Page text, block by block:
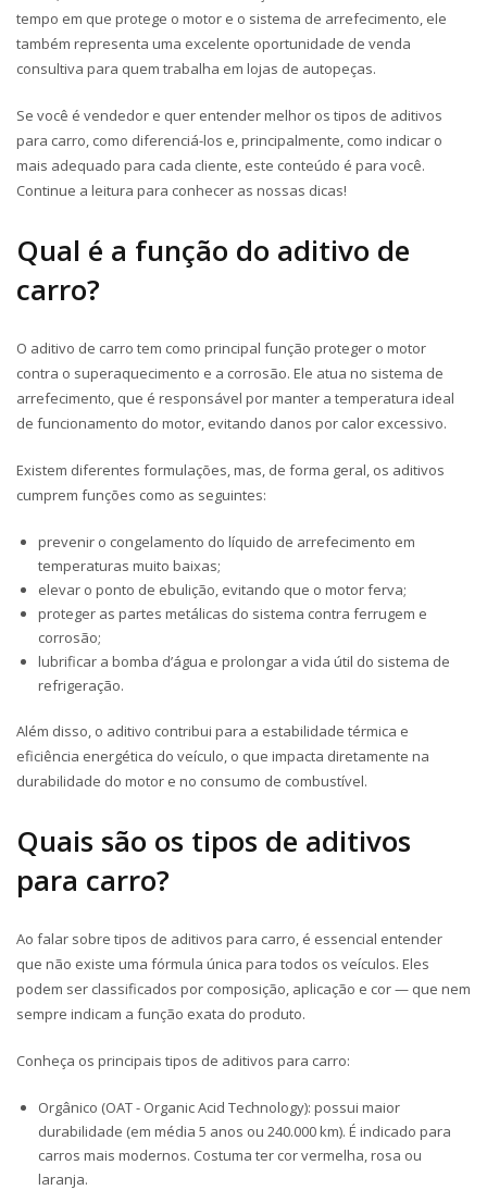
tempo em que protege o motor e o sistema de arrefecimento, ele
também representa uma excelente oportunidade de venda
consultiva para quem trabalha em lojas de autopeças.
Se você é vendedor e quer entender melhor os tipos de aditivos
para carro, como diferenciá-los e, principalmente, como indicar o
mais adequado para cada cliente, este conteúdo é para você.
Continue a leitura para conhecer as nossas dicas!
Qual é a função do aditivo de
carro?
O aditivo de carro tem como principal função proteger o motor
contra o superaquecimento e a corrosão. Ele atua no sistema de
arrefecimento, que é responsável por manter a temperatura ideal
de funcionamento do motor, evitando danos por calor excessivo.
Existem diferentes formulações, mas, de forma geral, os aditivos
cumprem funções como as seguintes:
prevenir o congelamento do líquido de arrefecimento em
temperaturas muito baixas;
elevar o ponto de ebulição, evitando que o motor ferva;
proteger as partes metálicas do sistema contra ferrugem e
corrosão;
lubrificar a bomba d’água e prolongar a vida útil do sistema de
refrigeração.
Além disso, o aditivo contribui para a estabilidade térmica e
eficiência energética do veículo, o que impacta diretamente na
durabilidade do motor e no consumo de combustível.
Quais são os tipos de aditivos
para carro?
Ao falar sobre tipos de aditivos para carro, é essencial entender
que não existe uma fórmula única para todos os veículos. Eles
podem ser classificados por composição, aplicação e cor — que nem
sempre indicam a função exata do produto.
Conheça os principais tipos de aditivos para carro:
Orgânico (OAT - Organic Acid Technology): possui maior
durabilidade (em média 5 anos ou 240.000 km). É indicado para
carros mais modernos. Costuma ter cor vermelha, rosa ou
laranja.